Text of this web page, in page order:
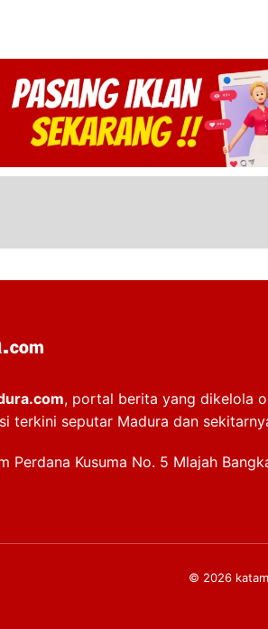
, portal berita yang dikelola
terkini seputar Madura dan
Perdana Kusuma No. 5 Mlajah
© 2026